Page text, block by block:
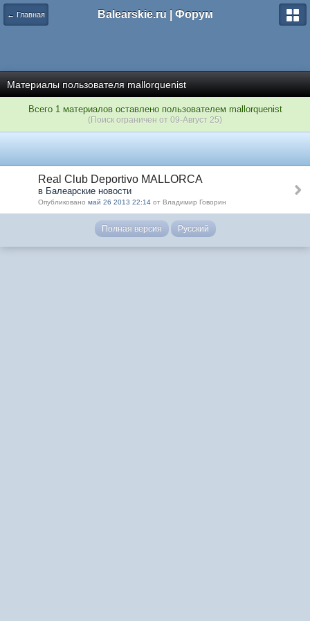
← Главная Balearskie.ru | Форум
Материалы пользователя mallorquenist
Всего 1 материалов оставлено пользователем mallorquenist
(Поиск ограничен от 09-Август 25)
Real Club Deportivo MALLORCA
в Балеарские новости
Опубликовано май 26 2013 22:14 от Владимир Говорин
Полная версия Русский